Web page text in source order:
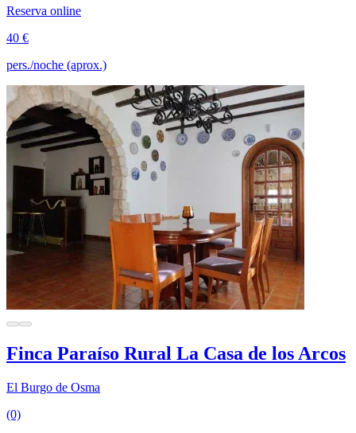
Reserva online
40 €
pers./noche (aprox.)
Finca Paraíso Rural La Casa de los Arcos
El Burgo de Osma
(0)